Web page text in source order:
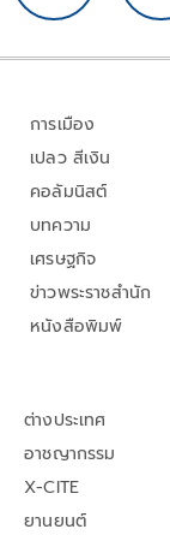
การเมือง
เปลว สีเงิน
คอลัมนิสต์
บทความ
เศรษฐกิจ
ข่าวพระราชสำนัก
หนังสือพิมพ์
ต่างประเทศ
อาชญากรรม
X-CITE
ยานยนต์